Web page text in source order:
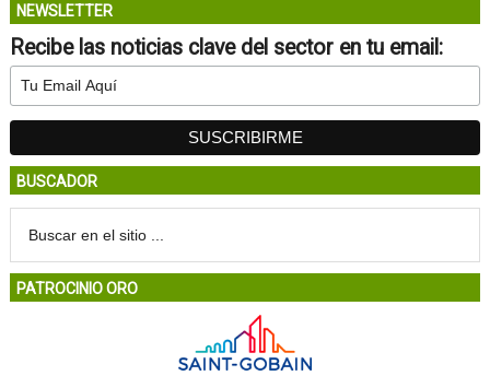
NEWSLETTER
Recibe las noticias clave del sector en tu email:
BUSCADOR
PATROCINIO ORO